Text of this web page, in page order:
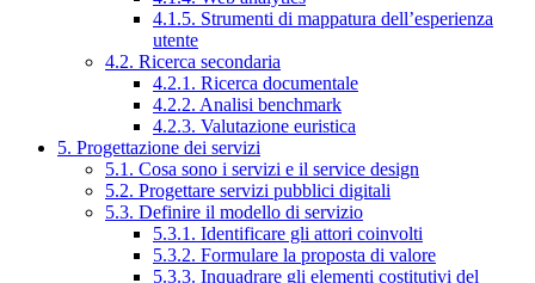
4.1.5. Strumenti di mappatura dell’esperienza
utente
4.2. Ricerca secondaria
4.2.1. Ricerca documentale
4.2.2. Analisi benchmark
4.2.3. Valutazione euristica
5. Progettazione dei servizi
5.1. Cosa sono i servizi e il service design
5.2. Progettare servizi pubblici digitali
5.3. Definire il modello di servizio
5.3.1. Identificare gli attori coinvolti
5.3.2. Formulare la proposta di valore
5.3.3. Inquadrare gli elementi costitutivi del